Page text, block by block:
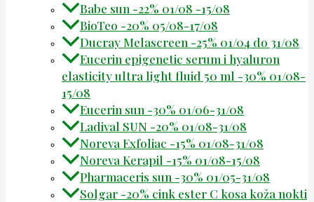
Babe sun -22% 01/08 -15/08
BioTeo -20% 05/08-17/08
Ducray Melascreen -25% 01/04 do 31/08
Eucerin epigenetic serum i hyaluron
elasticity ultra light fluid 50 ml -30% 01/08-
15/08
Eucerin sun -30% 01/06-31/08
Ladival SUN -20% 01/08-31/08
Noreva Exfoliac -15% 01/08-31/08
Noreva Kerapil -15% 01/08-15/08
Pharmaceris sun -30% 01/05-31/08
Solgar -20% cink ester C kosa koža nokti